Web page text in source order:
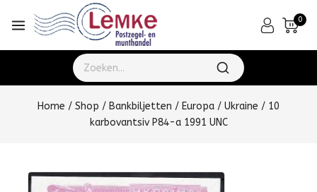
0
Home / Shop / Bankbiljetten / Europa / Ukraine / 10
karbovantsiv P84-a 1991 UNC